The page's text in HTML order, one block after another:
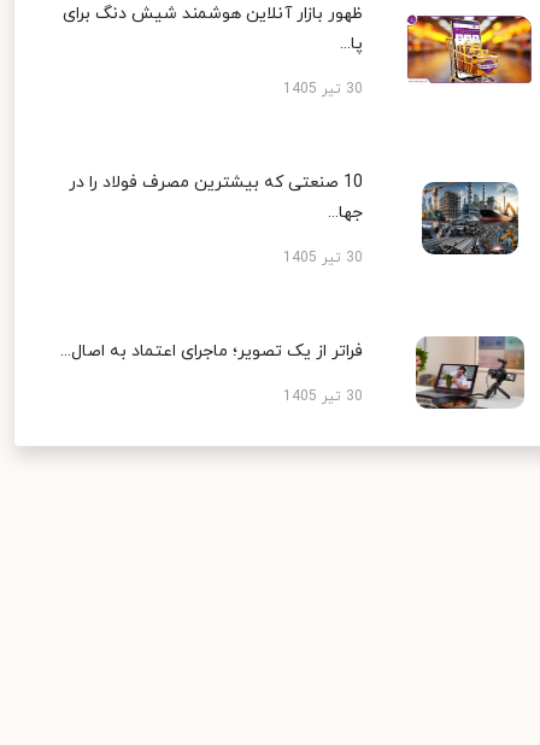
ظهور بازار آنلاین هوشمند شیش دنگ برای
پا...
30 تیر 1405
10 صنعتی که بیشترین مصرف فولاد را در
جها...
30 تیر 1405
فراتر از یک تصویر؛ ماجرای اعتماد به اصال...
30 تیر 1405